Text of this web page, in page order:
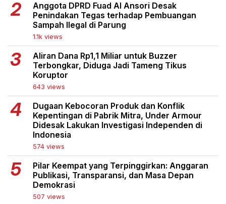
Anggota DPRD Fuad Al Ansori Desak
Penindakan Tegas terhadap Pembuangan
Sampah Ilegal di Parung
1.1k views
Aliran Dana Rp1,1 Miliar untuk Buzzer
Terbongkar, Diduga Jadi Tameng Tikus
Koruptor
643 views
Dugaan Kebocoran Produk dan Konflik
Kepentingan di Pabrik Mitra, Under Armour
Didesak Lakukan Investigasi Independen di
Indonesia
574 views
Pilar Keempat yang Terpinggirkan: Anggaran
Publikasi, Transparansi, dan Masa Depan
Demokrasi
507 views